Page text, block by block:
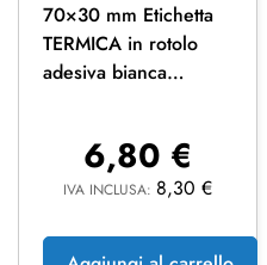
70×30 mm Etichetta
TERMICA in rotolo
adesiva bianca
6,80 €
IVA INCLUSA: 8,30 €